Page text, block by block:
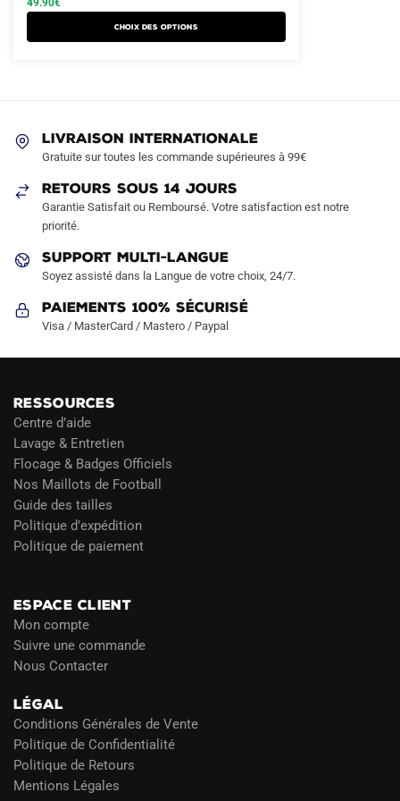
était :
est :
Choix des options
a
être
choisies
sur
page
produit
LIVRAISON INTERNATIONALE
Gratuite sur toutes les commande supérieures à 99€
RETOURS SOUS 14 JOURS
Garantie Satisfait ou Remboursé. Votre satisfaction est notre
priorité.
SUPPORT MULTI-LANGUE
Soyez assisté dans la Langue de votre choix, 24/7.
Paiements 100% Sécurisé
Visa / MasterCard / Mastero / Paypal
RESSOURCES
Centre d’aide
Lavage & Entretien
Flocage & Badges Officiels
Nos Maillots de Football
Guide des tailles
Politique d’expédition
Politique de paiement
ESPACE CLIENT
Mon compte
Suivre une commande
Nous Contacter
LÉGAL
Conditions Générales de Vente
Politique de Confidentialité
Politique de Retours
Mentions Légales